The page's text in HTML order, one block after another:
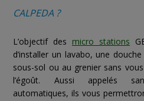
CALPEDA ?
L’objectif des micro stations
d’installer un lavabo, une
sous-sol ou au grenier sans
l’égoût. Aussi appelés
automatiques, ils vous